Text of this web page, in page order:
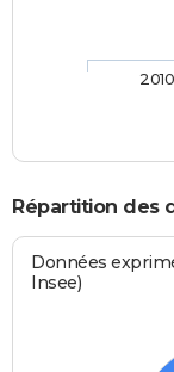
2010
Répartition des
Données
Insee)